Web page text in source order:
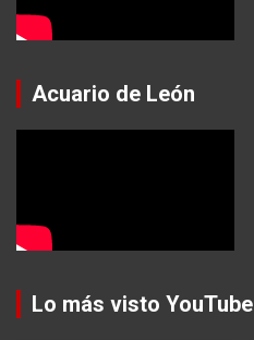
Acuario de León
Lo más visto YouTube